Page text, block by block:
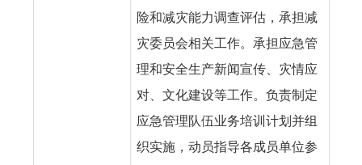
险和减灾能力调查评估，承担减
灾委员会相关工作。承担应急管
理和安全生产新闻宣传、灾情应
对、文化建设等工作。负责制定
应急管理队伍业务培训计划并组
织实施，动员指导各成员单位参